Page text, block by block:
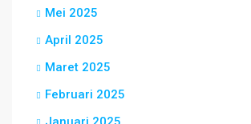
Mei 2025
April 2025
Maret 2025
Februari 2025